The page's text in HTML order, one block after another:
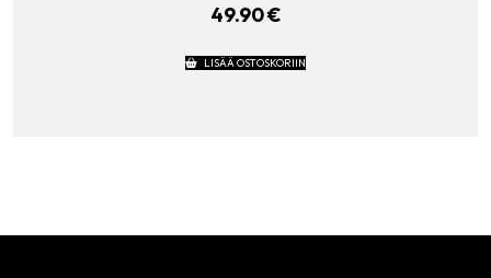
49.90€
LISÄÄ OSTOSKORIIN